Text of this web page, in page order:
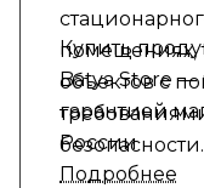
помещениях,
объектов с
безопасности.
Купить
Batya Store —
гарантией
России
Подробнее